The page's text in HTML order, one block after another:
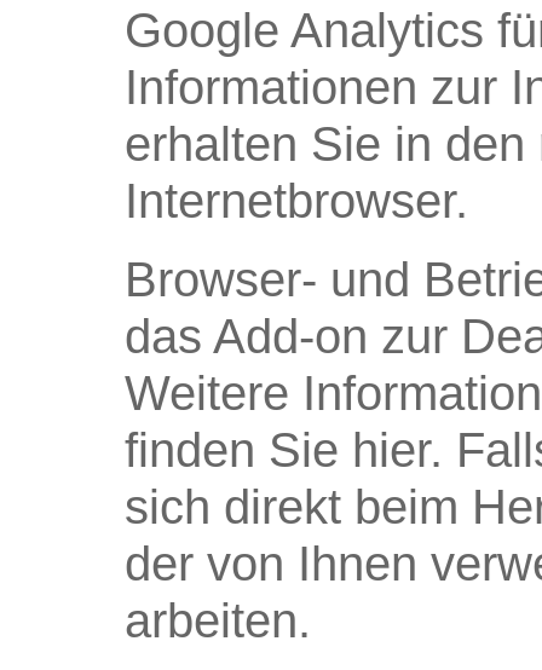
Google Analytics
Informationen zur
erhalten Sie in
Internetbrowser.
Browser- und
das Add-on zur
Weitere
finden Sie hier.
sich direkt beim
der von Ihnen
arbeiten.